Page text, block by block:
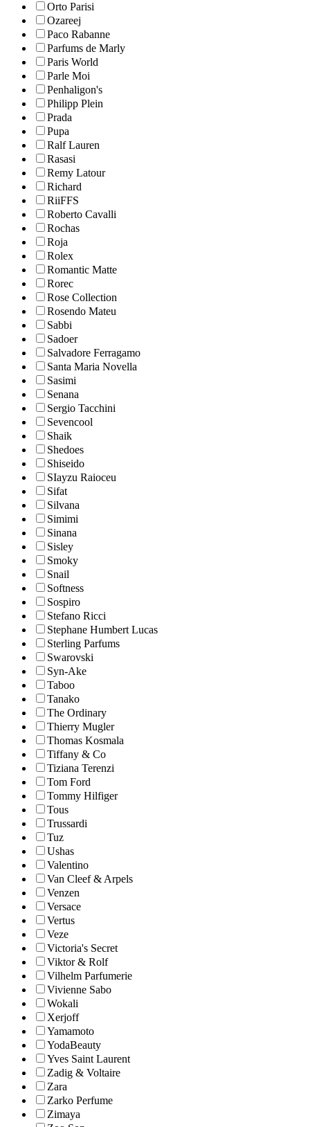
Orto Parisi
Ozareej
Paco Rabanne
Parfums de Marly
Paris World
Parle Moi
Penhaligon's
Philipp Plein
Prada
Pupa
Ralf Lauren
Rasasi
Remy Latour
Richard
RiiFFS
Roberto Cavalli
Rochas
Roja
Rolex
Romantic Matte
Rorec
Rose Collection
Rosendo Mateu
Sabbi
Sadoer
Salvadore Ferragamo
Santa Maria Novella
Sasimi
Senana
Sergio Tacchini
Sevencool
Shaik
Shedoes
Shiseido
SIayzu Raioceu
Sifat
Silvana
Simimi
Sinana
Sisley
Smoky
Snail
Softness
Sospiro
Stefano Ricci
Stephane Humbert Lucas
Sterling Parfums
Swarovski
Syn-Ake
Taboo
Tanako
The Ordinary
Thierry Mugler
Thomas Kosmala
Tiffany & Co
Tiziana Terenzi
Tom Ford
Tommy Hilfiger
Tous
Trussardi
Tuz
Ushas
Valentino
Van Cleef & Arpels
Venzen
Versace
Vertus
Veze
Victoria's Secret
Viktor & Rolf
Vilhelm Parfumerie
Vivienne Sabo
Wokali
Xerjoff
Yamamoto
YodaBeauty
Yves Saint Laurent
Zadig & Voltaire
Zara
Zarko Perfume
Zimaya